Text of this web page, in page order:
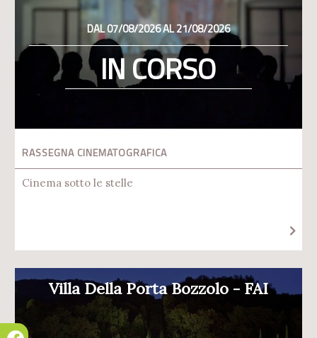
DAL 07/08/2026 AL 21/08/2026
IN CORSO
RASSEGNA CINEMATOGRAFICA
Cinema sotto le stelle
Villa Della Porta Bozzolo - FAI